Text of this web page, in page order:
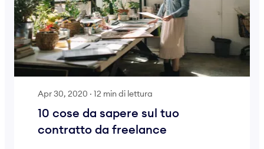
Apr 30, 2020 · 12 min di lettura
10 cose da sapere sul tuo
contratto da freelance